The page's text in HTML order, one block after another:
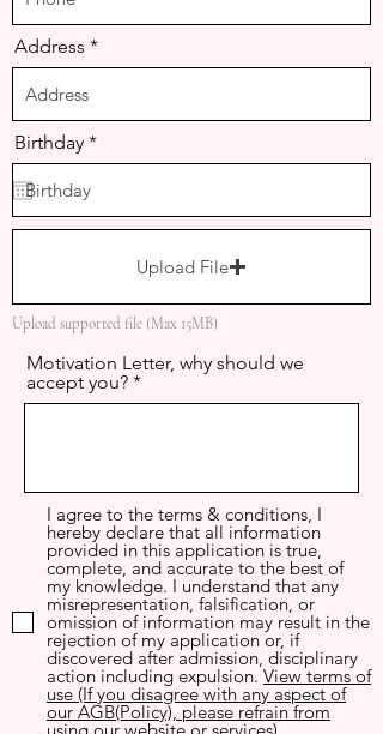
Address
Birthday *r
e
i
r
Upload File
Upload supported file (Max 15MB)
Motivation Letter, why should we
accept you?
I agree to the terms & conditions, I
hereby declare that all information
provided in this application is true,
complete, and accurate to the best of
my knowledge. I understand that any
misrepresentation, falsification, or
omission of information may result in the
rejection of my application or, if
discovered after admission, disciplinary
action including expulsion. View terms of
use (If you disagree with any aspect of
our AGB(Policy), please refrain from